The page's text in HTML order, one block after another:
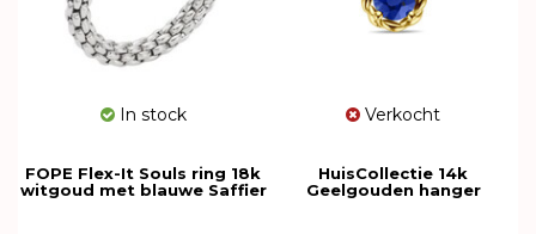
In stock
FOPE Flex-It Souls ring 18k
witgoud met blauwe Saffier
Verkocht
HuisCollectie 14k
Geelgouden hanger